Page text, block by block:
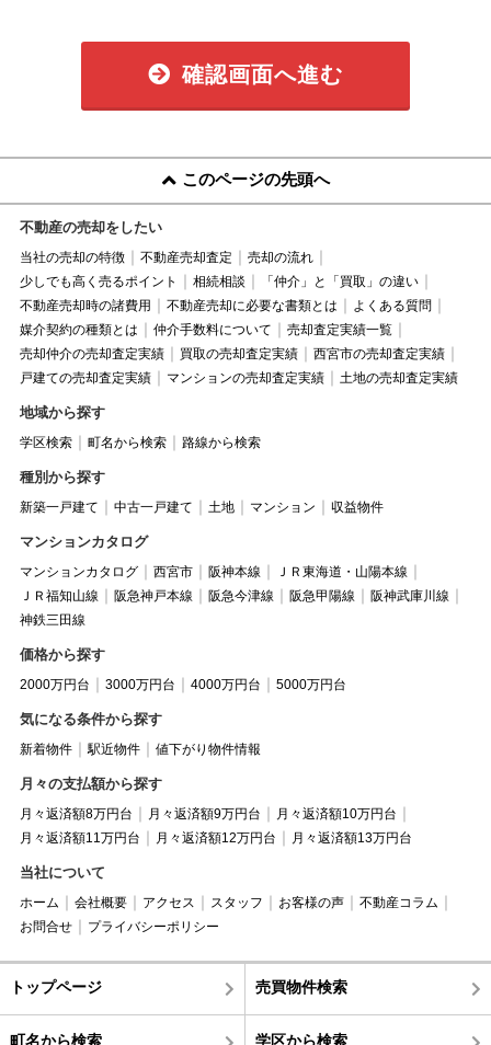
確認画面へ進む
このページの先頭へ
不動産の売却をしたい
当社の売却の特徴 不動産売却査定
売却の流れ
少しでも高く売るポイント
相続相談
「仲介」と「買取」の違い
不動産売却時の諸費用
不動産売却に必要な書類とは
よくある質問
媒介契約の種類とは
仲介手数料について
売却査定実績一覧
売却仲介の売却査定実績
買取の売却査定実績
西宮市の売却査定実績
戸建ての売却査定実績
マンションの売却査定実績 土地の売却査定実績
地域から探す
学区検索 町名から検索 路線から検索
種別から探す
新築一戸建て 中古一戸建て 土地 マンション 収益物件
マンションカタログ
マンションカタログ 西宮市 阪神本線
ＪＲ東海道・山陽本線
ＪＲ福知山線
阪急神戸本線 阪急今津線 阪急甲陽線
阪神武庫川線
神鉄三田線
価格から探す
2000万円台 3000万円台 4000万円台 5000万円台
気になる条件から探す
新着物件 駅近物件 値下がり物件情報
月々の支払額から探す
月々返済額8万円台 月々返済額9万円台
月々返済額10万円台
月々返済額11万円台
月々返済額12万円台 月々返済額13万円台
当社について
ホーム 会社概要 アクセス スタッフ お客様の声
不動産コラム
お問合せ
プライバシーポリシー
トップページ 売買物件検索
町名から検索 学区から検索